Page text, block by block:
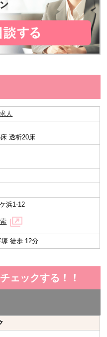
人
透析20床
浜1-12
塚 徒歩 12分
ェックする！！